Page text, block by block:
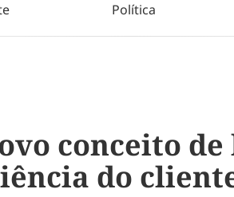
Política
conceito
do